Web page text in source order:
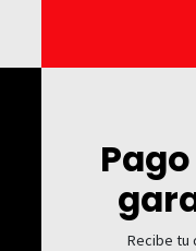
Recibe tu